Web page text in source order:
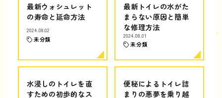
最新ウォシュレット
の寿命と延命方法
2024.08.02
未分類
最新トイレの水がた
まらない原因と簡単
な修理方法
2024.08.01
未分類
水浸しのトイレを直
すための初歩的なス
便秘によるトイレ詰
まりの悪夢を乗り越